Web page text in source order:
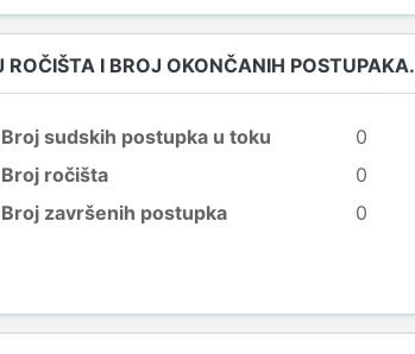
I BROJ OKONČANIH POSTUPAKA.
Broj sudskih postupka u toku
0
Broj ročišta
0
Broj završenih postupka
0